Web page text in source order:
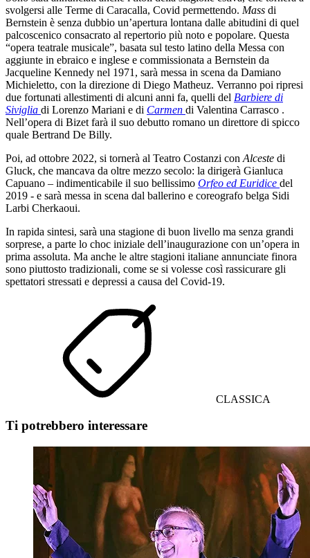
svolgersi alle Terme di Caracalla, Covid permettendo. Mass di
Bernstein è senza dubbio un’apertura lontana dalle abitudini di quel
palcoscenico consacrato al repertorio più noto e popolare. Questa
“opera teatrale musicale”, basata sul testo latino della Messa con
aggiunte in ebraico e inglese e commissionata a Bernstein da
Jacqueline Kennedy nel 1971, sarà messa in scena da Damiano
Michieletto, con la direzione di Diego Matheuz. Verranno poi ripresi
due fortunati allestimenti di alcuni anni fa, quelli del Barbiere di
Siviglia di Lorenzo Mariani e di Carmen di Valentina Carrasco .
Nell’opera di Bizet farà il suo debutto romano un direttore di spicco
quale Bertrand De Billy.
Poi, ad ottobre 2022, si tornerà al Teatro Costanzi con Alceste di
Gluck, che mancava da oltre mezzo secolo: la dirigerà Gianluca
Capuano – indimenticabile il suo bellissimo Orfeo ed Euridice del
2019 - e sarà messa in scena dal ballerino e coreografo belga Sidi
Larbi Cherkaoui.
In rapida sintesi, sarà una stagione di buon livello ma senza grandi
sorprese, a parte lo choc iniziale dell’inaugurazione con un’opera in
prima assoluta. Ma anche le altre stagioni italiane annunciate finora
sono piuttosto tradizionali, come se si volesse così rassicurare gli
spettatori stressati e depressi a causa del Covid-19.
CLASSICA
Ti potrebbero interessare